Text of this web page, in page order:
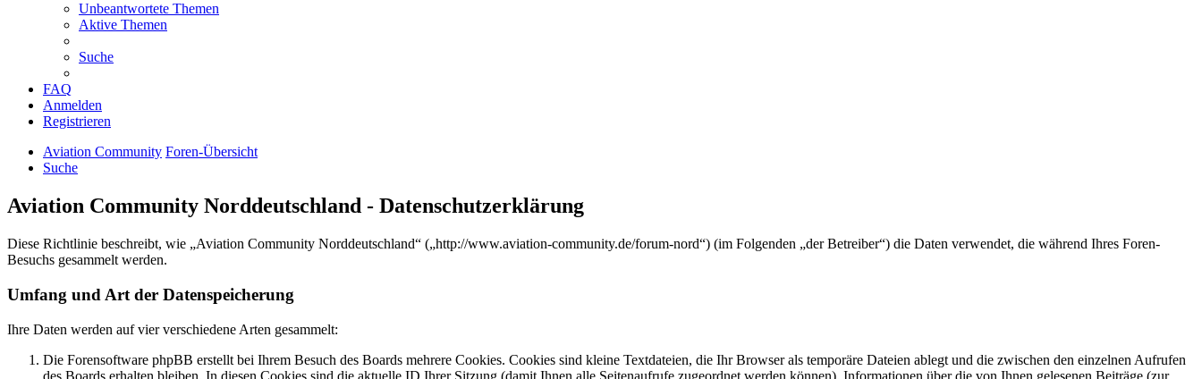
Unbeantwortete Themen
Aktive Themen
Suche
FAQ
Anmelden
Registrieren
Aviation Community Foren-Übersicht
Suche
Aviation Community Norddeutschland - Datenschutzerklärung
Diese Richtlinie beschreibt, wie „Aviation Community Norddeutschland“ („http://www.aviation-community.de/forum-nord“) (im Folgenden „der Betreiber“) die Daten verwendet, die während Ihres Foren-
Besuchs gesammelt werden.
Umfang und Art der Datenspeicherung
Ihre Daten werden auf vier verschiedene Arten gesammelt:
Die Forensoftware phpBB erstellt bei Ihrem Besuch des Boards mehrere Cookies. Cookies sind kleine Textdateien, die Ihr Browser als temporäre Dateien ablegt und die zwischen den einzelnen Aufrufen
des Boards erhalten bleiben. In diesen Cookies sind die aktuelle ID Ihrer Sitzung (damit Ihnen alle Seitenaufrufe zugeordnet werden können), Informationen über die von Ihnen gelesenen Beiträge (zur